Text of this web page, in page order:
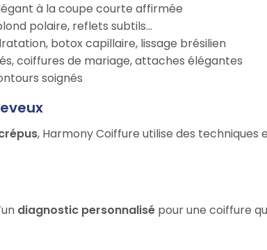
à la coupe courte affirmée
polaire, reflets subtils…
botox capillaire, lissage brésilien
coiffures de mariage, attaches élégantes
soignés
, Harmony Coiffure utilise des
diagnostic personnalisé pour une coiffure